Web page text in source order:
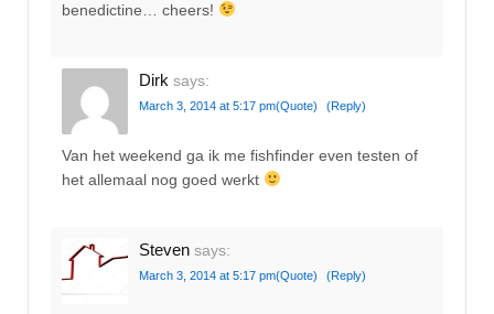
benedictine… cheers!
Dirk says:
March 3, 2014 at 5:17 pm(Quote) (Reply)
Van het weekend ga ik me fishfinder even testen of
het allemaal nog goed werkt
Steven says:
March 3, 2014 at 5:17 pm(Quote) (Reply)